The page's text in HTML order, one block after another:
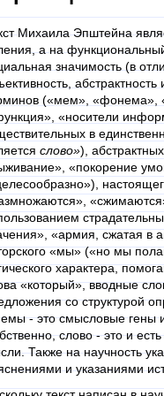
Михаила Эпштейна
а на
значимость (в
(«мем», «фонема»,
«носители
в
слово»),
«покорение
«армия, сжатая в
«мы» («но мы
характера,
«который», вводные
со структурой
- это смысловые гены
слово - это и
Также на научность
и указаниями